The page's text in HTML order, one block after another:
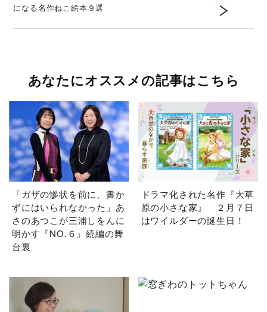
になる名作ねこ絵本９選
あなたにオススメの記事はこちら
「ガザの惨状を前に、書か
ずにはいられなかった」あ
さのあつこが三浦しをんに
明かす『NO.６』続編の舞
台裏
ドラマ化された名作『大草
原の小さな家』 ２月７日
はワイルダーの誕生日！